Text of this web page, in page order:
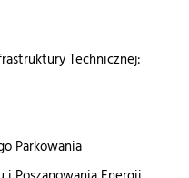
Technicznej:
Parkowania